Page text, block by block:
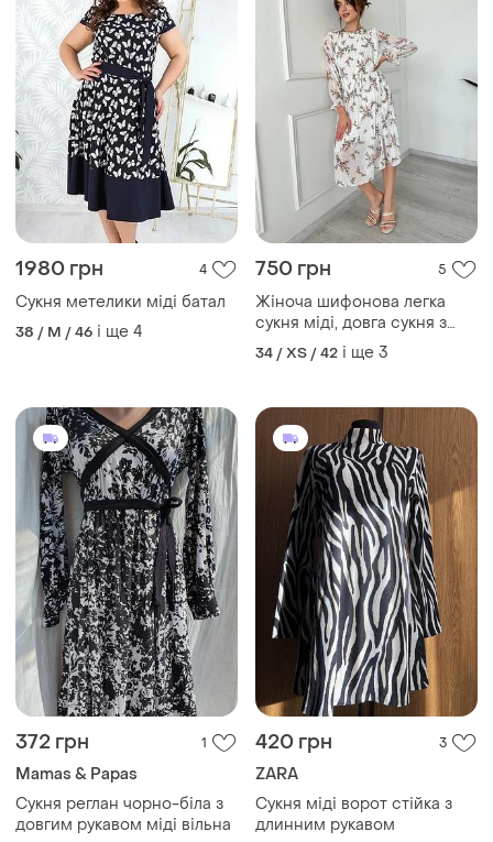
1980 грн 4
Сукня метелики міді батал
38 / M / 46 і ще 4
750 грн 5
Жіноча шифонова легка
сукня міді, довга сукня з
квітковим принтом
34 / XS / 42 і ще 3
372 грн 1
Mamas & Papas
Сукня реглан чорно-біла з
довгим рукавом міді вільна
420 грн 3
ZARA
Сукня міді ворот стійка з
длинним рукавом